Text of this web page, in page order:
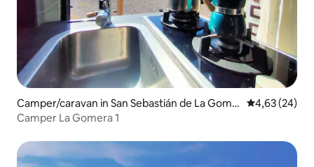
Camper/caravan in San Sebastián de La Gome
ra
Gemiddelde
4,63 (24)
Camper La Gomera 1